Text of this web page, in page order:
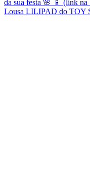
Lousa LILIPAD do TOY